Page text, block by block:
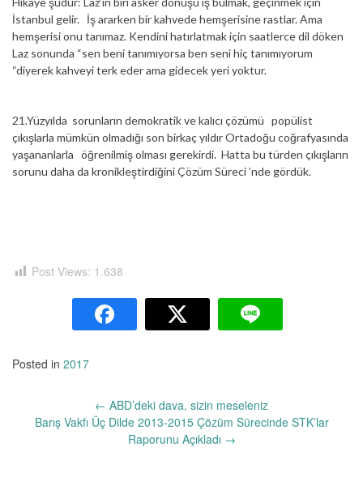
İstanbul gelir. İş ararken bir kahvede hemşerisine rastlar. Ama
hemşerisi onu tanımaz. Kendini hatırlatmak için saatlerce dil döken
Laz sonunda “sen beni tanımıyorsa ben seni hiç tanımıyorum
“diyerek kahveyi terk eder ama gidecek yeri yoktur.
21.Yüzyılda sorunların demokratik ve kalıcı çözümü popülist
çıkışlarla mümkün olmadığı son birkaç yıldır Ortadoğu coğrafyasında
yaşananlarla öğrenilmiş olması gerekirdi. Hatta bu türden çıkışların
sorunu daha da kronikleştirdiğini Çözüm Süreci ’nde gördük.
Post Views: 1.638
Posted in 2017
dolaşımı
← ABD’deki dava, sizin meseleniz
Barış Vakfı Üç Dilde 2013-2015 Çözüm Sürecinde STK’lar
Raporunu Açıkladı →